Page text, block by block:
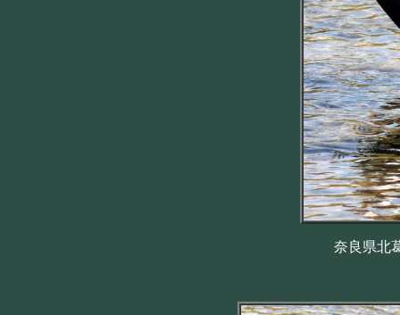
奈良県北